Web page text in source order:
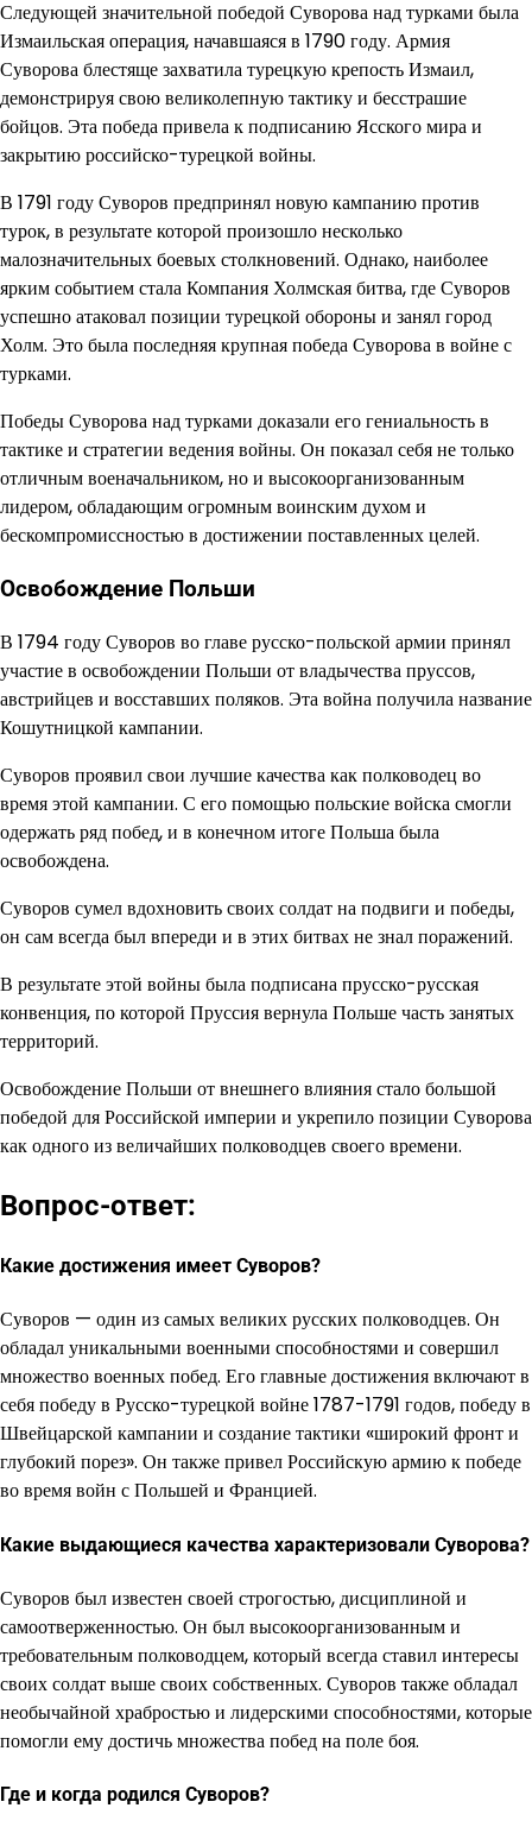
Следующей значительной победой Суворова над турками была
Измаильская операция, начавшаяся в 1790 году. Армия
Суворова блестяще захватила турецкую крепость Измаил,
демонстрируя свою великолепную тактику и бесстрашие
бойцов. Эта победа привела к подписанию Ясского мира и
закрытию российско-турецкой войны.
В 1791 году Суворов предпринял новую кампанию против
турок, в результате которой произошло несколько
малозначительных боевых столкновений. Однако, наиболее
ярким событием стала Компания Холмская битва, где Суворов
успешно атаковал позиции турецкой обороны и занял город
Холм. Это была последняя крупная победа Суворова в войне с
турками.
Победы Суворова над турками доказали его гениальность в
тактике и стратегии ведения войны. Он показал себя не только
отличным военачальником, но и высокоорганизованным
лидером, обладающим огромным воинским духом и
бескомпромиссностью в достижении поставленных целей.
Освобождение Польши
В 1794 году Суворов во главе русско-польской армии принял
участие в освобождении Польши от владычества пруссов,
австрийцев и восставших поляков. Эта война получила название
Кошутницкой кампании.
Суворов проявил свои лучшие качества как полководец во
время этой кампании. С его помощью польские войска смогли
одержать ряд побед, и в конечном итоге Польша была
освобождена.
Суворов сумел вдохновить своих солдат на подвиги и победы,
он сам всегда был впереди и в этих битвах не знал поражений.
В результате этой войны была подписана прусско-русская
конвенция, по которой Пруссия вернула Польше часть занятых
территорий.
Освобождение Польши от внешнего влияния стало большой
победой для Российской империи и укрепило позиции Суворова
как одного из величайших полководцев своего времени.
Вопрос-ответ:
Какие достижения имеет Суворов?
Суворов — один из самых великих русских полководцев. Он
обладал уникальными военными способностями и совершил
множество военных побед. Его главные достижения включают в
себя победу в Русско-турецкой войне 1787-1791 годов, победу в
Швейцарской кампании и создание тактики «широкий фронт и
глубокий порез». Он также привел Российскую армию к победе
во время войн с Польшей и Францией.
Какие выдающиеся качества характеризовали Суворова?
Суворов был известен своей строгостью, дисциплиной и
самоотверженностью. Он был высокоорганизованным и
требовательным полководцем, который всегда ставил интересы
своих солдат выше своих собственных. Суворов также обладал
необычайной храбростью и лидерскими способностями, которые
помогли ему достичь множества побед на поле боя.
Где и когда родился Суворов?